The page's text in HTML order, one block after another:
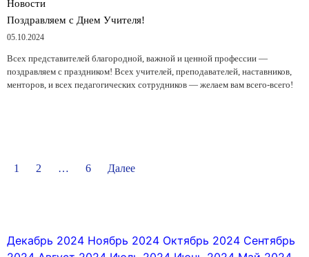
Новости
Поздравляем с Днем Учителя!
05.10.2024
Всех представителей благородной, важной и ценной профессии —
поздравляем с праздником! Всех учителей, преподавателей, наставников,
менторов, и всех педагогических сотрудников — желаем вам всего-всего!
1 2 … 6 Далее
Декабрь 2024 Ноябрь 2024 Октябрь 2024 Сентябрь